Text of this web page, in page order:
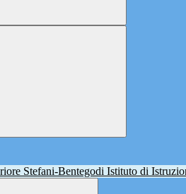
Istituto di